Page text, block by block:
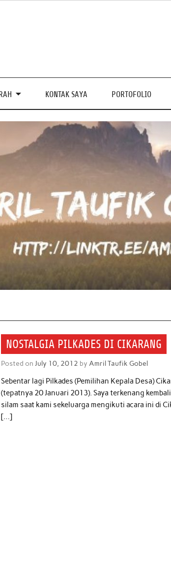
KONTAK SAYA PORTOFOLIO
NOSTALGIA PILKADES DI CIKARANG
Posted onJuly 10, 2012 byAmril Taufik Gobel
Sebentar lagi Pilkades (Pemilihan Kepala Desa)
(tepatnya 20 Januari 2013). Saya terkenang
silam saat kami sekeluarga mengikuti acara ini di
[…]